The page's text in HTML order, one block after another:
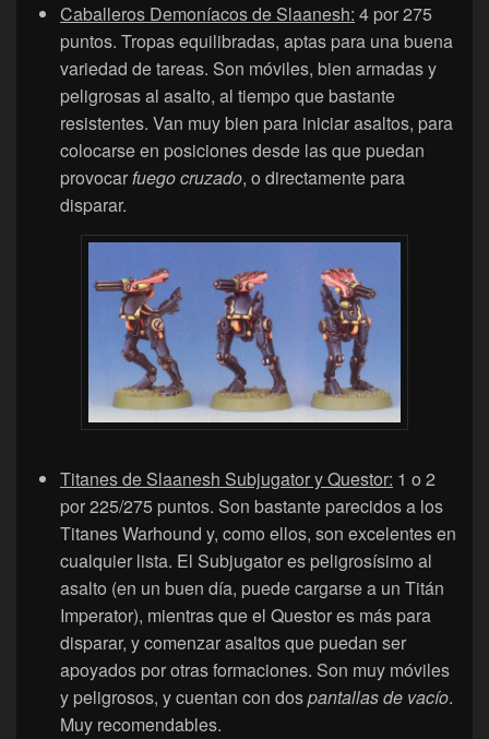
Caballeros Demoníacos de Slaanesh: 4 por 275
puntos. Tropas equilibradas, aptas para una buena
variedad de tareas. Son móviles, bien armadas y
peligrosas al asalto, al tiempo que bastante
resistentes. Van muy bien para iniciar asaltos, para
colocarse en posiciones desde las que puedan
provocarfuego cruzado, o directamente para
disparar.
Titanes de Slaanesh Subjugator y Questor: 1 o 2
por 225/275 puntos. Son bastante parecidos a los
Titanes Warhound y, como ellos, son excelentes en
cualquier lista. El Subjugator es peligrosísimo al
asalto (en un buen día, puede cargarse a un Titán
Imperator), mientras que el Questor es más para
disparar, y comenzar asaltos que puedan ser
apoyados por otras formaciones. Son muy móviles
y peligrosos, y cuentan con dospantallas de vacío.
Muy recomendables.